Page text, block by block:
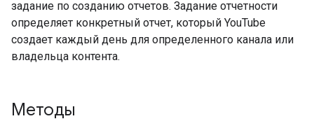
задание по созданию отчетов. Задание отчетности
определяет конкретный отчет, который YouTube
создает каждый день для определенного канала или
владельца контента.
Методы